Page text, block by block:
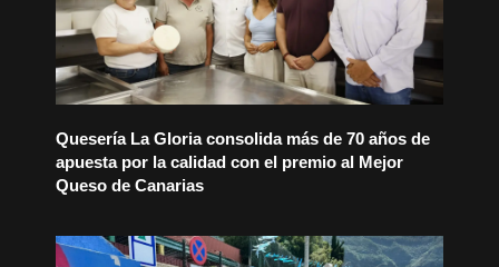
Quesería La Gloria consolida más de 70 años de
apuesta por la calidad con el premio al Mejor
Queso de Canarias